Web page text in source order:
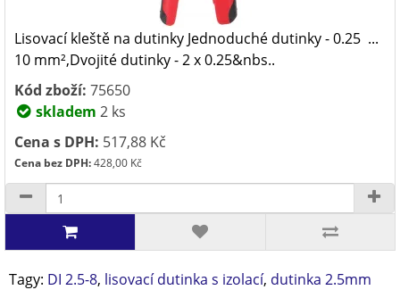
Lisovací kleště na dutinky Jednoduché dutinky - 0.25 ...
10 mm²,Dvojité dutinky - 2 x 0.25&nbs..
Kód zboží: 75650
skladem 2 ks
Cena s DPH: 517,88 Kč
Cena bez DPH:428,00 Kč
Tagy: DI 2.5-8, lisovací dutinka s izolací, dutinka 2.5mm